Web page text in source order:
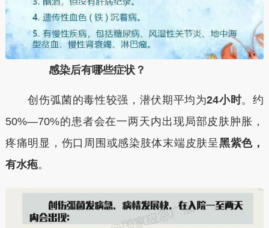
感染后有哪些症状？
创伤弧菌的毒性较强，潜伏期平均为24小时。约
50%—70%的患者会在一两天内出现局部皮肤肿胀，
疼痛明显，伤口周围或感染肢体末端皮肤呈黑紫色，
有水疱。